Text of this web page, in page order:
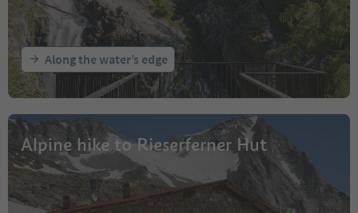
Along the water’s edge
Alpine hike to Rieserferner Hut